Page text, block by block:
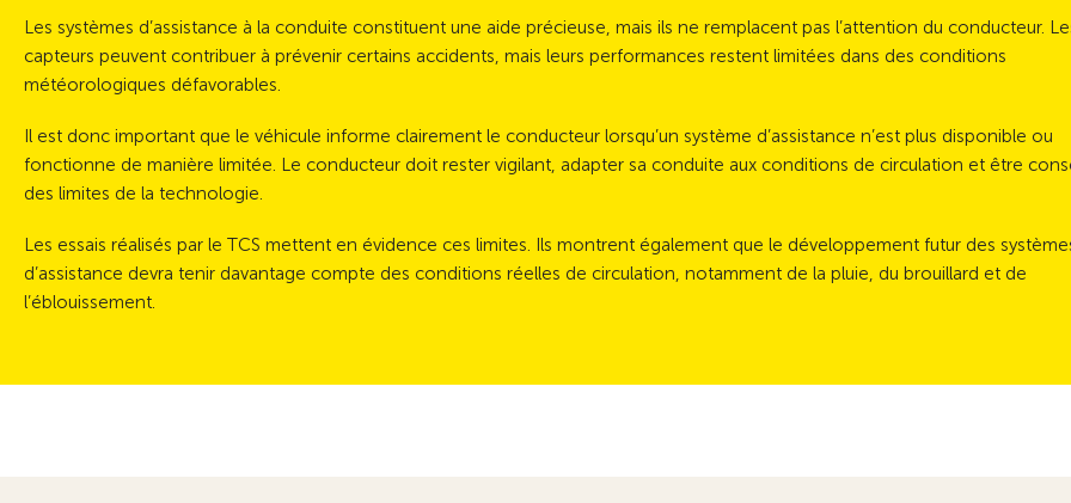
Les systèmes d’assistance à la conduite constituent une aide précieuse, mais ils ne remplacent pas l’attention du conducteur.
capteurs peuvent contribuer à prévenir certains accidents, mais leurs performances restent limitées dans des conditions
météorologiques défavorables.
Il est donc important que le véhicule informe clairement le conducteur lorsqu’un système d’assistance n’est plus disponible ou
fonctionne de manière limitée. Le conducteur doit rester vigilant, adapter sa conduite aux conditions de circulation et être
des limites de la technologie.
Les essais réalisés par le TCS mettent en évidence ces limites. Ils montrent également que le développement futur des
d’assistance devra tenir davantage compte des conditions réelles de circulation, notamment de la pluie, du brouillard et de
l’éblouissement.